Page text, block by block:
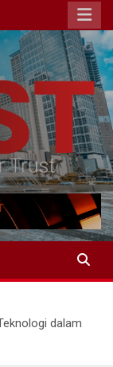
dalam